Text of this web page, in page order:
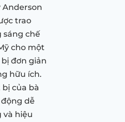
Anderson
trao
sáng chế
cho một
đơn giản
hữu ích.
bị của bà
dễ
và hiệu